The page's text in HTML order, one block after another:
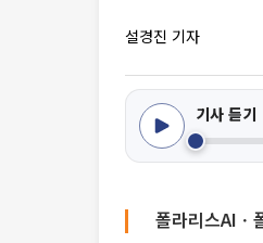
설경진 기자
기사 듣기
폴라리스AIㆍ